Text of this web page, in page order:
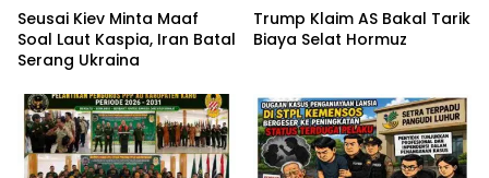
Seusai Kiev Minta Maaf
Soal Laut Kaspia, Iran Batal
Serang Ukraina
Trump Klaim AS Bakal Tarik
Biaya Selat Hormuz